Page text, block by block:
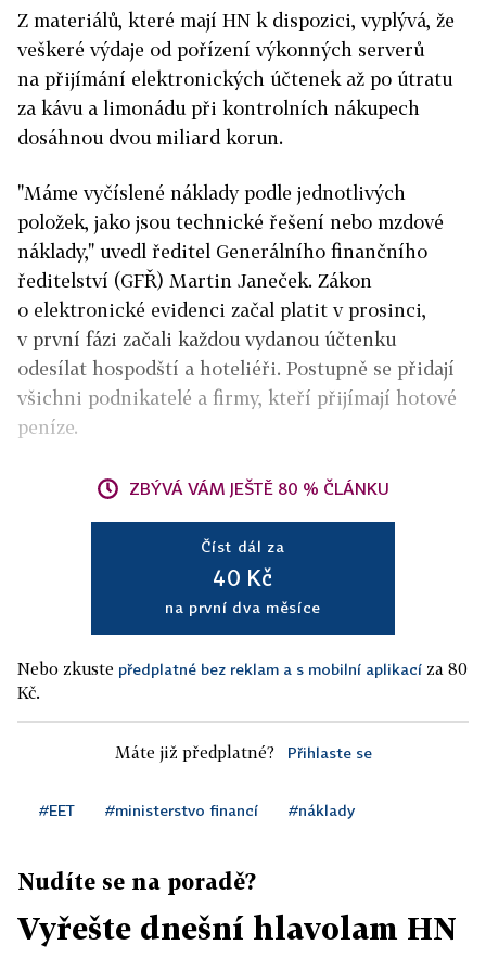
Z materiálů, které mají HN k dispozici, vyplývá, že
veškeré výdaje od pořízení výkonných serverů
na přijímání elektronických účtenek až po útratu
za kávu a limonádu při kontrolních nákupech
dosáhnou dvou miliard korun.
"Máme vyčíslené náklady podle jednotlivých
položek, jako jsou technické řešení nebo mzdové
náklady," uvedl ředitel Generálního finančního
ředitelství (GFŘ) Martin Janeček. Zákon
o elektronické evidenci začal platit v prosinci,
v první fázi začali každou vydanou účtenku
odesílat hospodští a hoteliéři. Postupně se přidají
všichni podnikatelé a firmy, kteří přijímají hotové
peníze.
ZBÝVÁ VÁM JEŠTĚ 80 % ČLÁNKU
Číst dál za
40 Kč
na první dva měsíce
Nebo zkuste předplatné bez reklam a s mobilní aplikací za 80
Kč.
Máte již předplatné? Přihlaste se
#EET #ministerstvo financí #náklady
Nudíte se na poradě?
Vyřešte dnešní hlavolam HN